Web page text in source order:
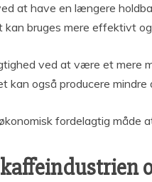
at have en længere
bruges mere effektivt
ved at være et mere
også producere mindre
fordelagtig måde